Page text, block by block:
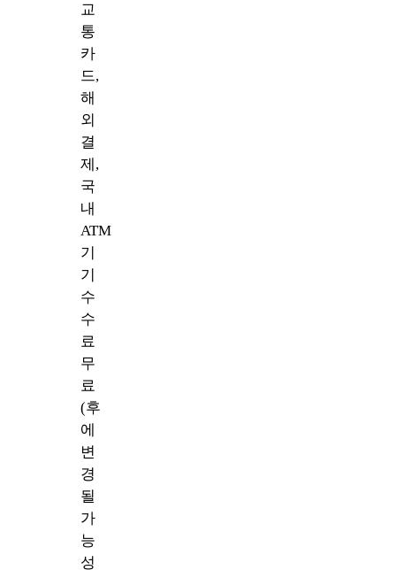
교
통
카
드,
해
외
결
제,
국
내
ATM
기
기
수
수
료
무
료
(후
에
변
경
될
가
능
성